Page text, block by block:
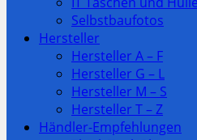
Selbstbaufotos
Hersteller
Hersteller A – F
Hersteller G – L
Hersteller M – S
Hersteller T – Z
Händler-Empfehlungen